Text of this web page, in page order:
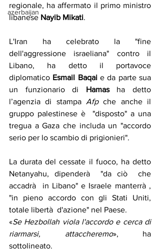
azerbaijan
regionale, ha affermato il primo ministro
libanese Nayib Mikati.
L'Iran ha celebrato la "fine
dell'aggressione israeliana" contro il
Libano, ha detto il portavoce
diplomatico Esmail Baqai e da parte sua
un funzionario di Hamas ha detto
l’agenzia di stampa Afp che anche il
gruppo palestinese è  "disposto" a una
tregua a Gaza che includa un "accordo
serio per lo scambio di prigionieri".
La durata del cessate il fuoco, ha detto
Netanyahu, dipenderà  "da ciò  che
accadrà  in Libano" e Israele manterrà ,
"in pieno accordo con gli Stati Uniti,
totale libertà  d'azione" nel Paese.
«Se Hezbollah viola l'accordo e cerca di
riarmarsi, attaccheremo», ha
sottolineato.